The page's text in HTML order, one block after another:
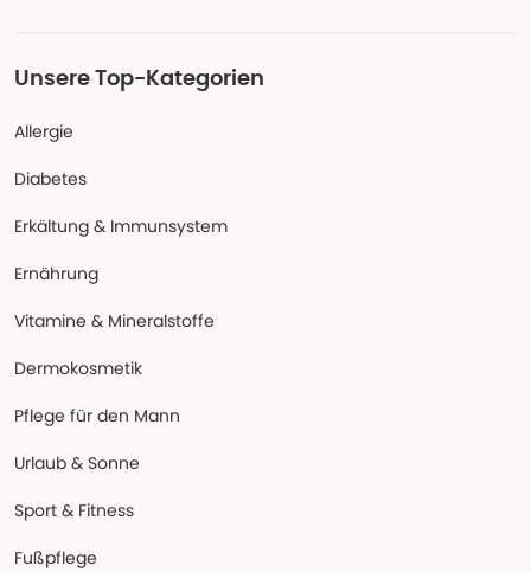
Unsere Top-Kategorien
Allergie
Diabetes
Erkältung & Immunsystem
Ernährung
Vitamine & Mineralstoffe
Dermokosmetik
Pflege für den Mann
Urlaub & Sonne
Sport & Fitness
Fußpflege